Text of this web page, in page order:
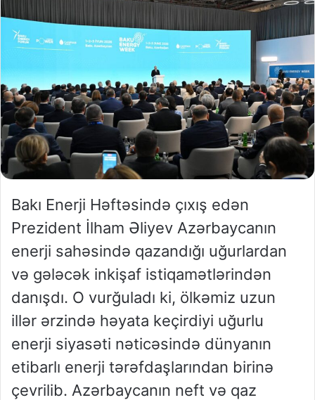
Bakı Enerji Həftəsində çıxış edən
Prezident İlham Əliyev Azərbaycanın
enerji sahəsində qazandığı uğurlardan
və gələcək inkişaf istiqamətlərindən
danışdı. O vurğuladı ki, ölkəmiz uzun
illər ərzində həyata keçirdiyi uğurlu
enerji siyasəti nəticəsində dünyanın
etibarlı enerji tərəfdaşlarından birinə
çevrilib. Azərbaycanın neft və qaz